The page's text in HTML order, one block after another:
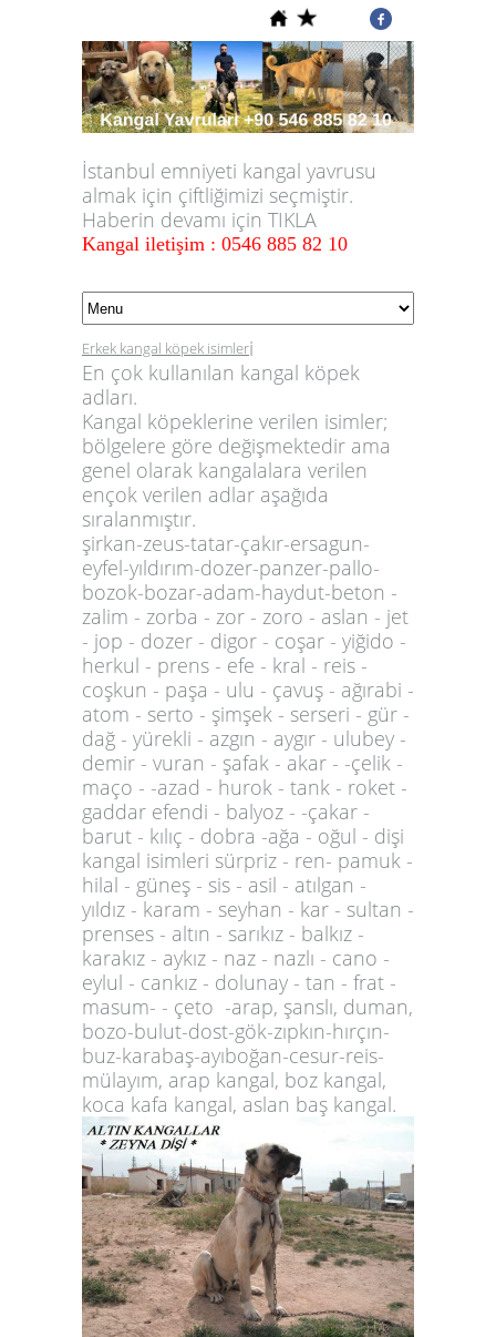
İstanbul emniyeti kangal yavrusu
almak için çiftliğimizi seçmiştir.
Haberin devamı için TIKLA
Kangal iletişim : 0546 885 82 10
Erkek kangal köpek isimleri
En çok kullanılan kangal köpek
adları.
Kangal köpeklerine verilen isimler;
bölgelere göre değişmektedir ama
genel olarak kangalalara verilen
ençok verilen adlar aşağıda
sıralanmıştır.
şirkan-zeus-tatar-çakır-ersagun-
eyfel-yıldırım-dozer-panzer-pallo-
bozok-bozar-adam-haydut-beton -
zalim - zorba - zor - zoro - aslan - jet
- jop - dozer - digor - coşar - yiğido -
herkul - prens - efe - kral - reis -
coşkun - paşa - ulu - çavuş - ağırabi -
atom - serto - şimşek - serseri - gür -
dağ - yürekli - azgın - aygır - ulubey -
demir - vuran - şafak - akar - -çelik -
maço - -azad - hurok - tank - roket -
gaddar efendi - balyoz - -çakar -
barut - kılıç - dobra -ağa - oğul - dişi
kangal isimleri sürpriz - ren- pamuk -
hilal - güneş - sis - asil - atılgan -
yıldız - karam - seyhan - kar - sultan -
prenses - altın - sarıkız - balkız -
karakız - aykız - naz - nazlı - cano -
eylul - cankız - dolunay - tan - frat -
masum- - çeto -arap, şanslı, duman,
bozo-bulut-dost-gök-zıpkın-hırçın-
buz-karabaş-ayıboğan-cesur-reis-
mülayım, arap kangal, boz kangal,
koca kafa kangal, aslan baş kangal.